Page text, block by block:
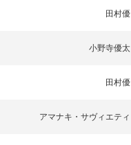
田村優
小野寺優太
田村優
アマナキ・サヴィエティ